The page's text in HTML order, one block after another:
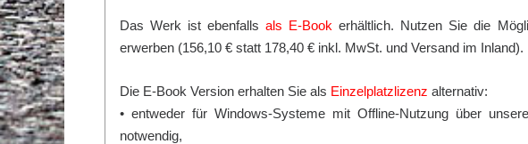
Das Werk ist ebenfallsals E-Bookerhältlich. Nutzen Sie die
erwerben (156,10 € statt 178,40 € inkl. MwSt. und Versand im Inland).
Die E-Book Version erhalten Sie als Einzelplatzlizenz alternativ:
• entweder für Windows-Systeme mit Offline-Nutzung über
notwendig,